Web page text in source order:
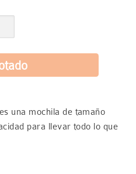
una mochila de tamaño
para llevar todo lo que